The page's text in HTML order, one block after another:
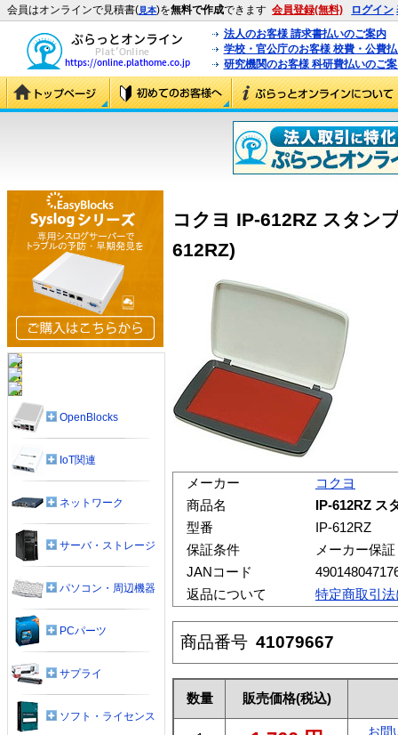
会員はオンラインで見積書(見本)を無料で作成できます 会員登録(無料) ログイン
法人のお客様 請求書払いのご案内
学校・官公庁のお客様 校費・公費
研究機関のお客様 科研費払いのご
コクヨ IP-612RZ スタン
612RZ)
メーカー
コクヨ
商品名
IP-612RZ ス
型番
IP-612RZ
保証条件
メーカー保証
JANコード
返品について
特定商取引
商品番号 41079667
数量 販売価格(税込)
お問
OpenBlocks
IoT関連
ネットワーク
サーバ・ストレージ
パソコン・周辺機器
PCパーツ
サプライ
ソフト・ライセンス